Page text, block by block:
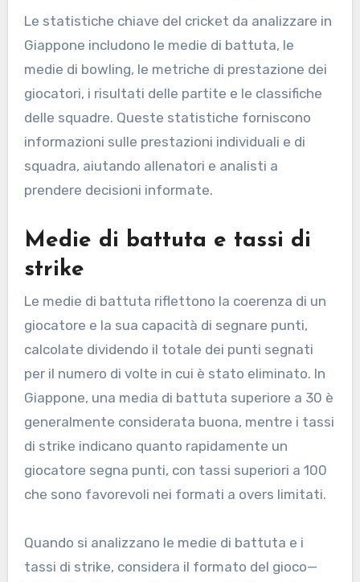
Le statistiche chiave del cricket da analizzare in
Giappone includono le medie di battuta, le
medie di bowling, le metriche di prestazione dei
giocatori, i risultati delle partite e le classifiche
delle squadre. Queste statistiche forniscono
informazioni sulle prestazioni individuali e di
squadra, aiutando allenatori e analisti a
prendere decisioni informate.
Medie di battuta e tassi di
strike
Le medie di battuta riflettono la coerenza di un
giocatore e la sua capacità di segnare punti,
calcolate dividendo il totale dei punti segnati
per il numero di volte in cui è stato eliminato. In
Giappone, una media di battuta superiore a 30 è
generalmente considerata buona, mentre i tassi
di strike indicano quanto rapidamente un
giocatore segna punti, con tassi superiori a 100
che sono favorevoli nei formati a overs limitati.
Quando si analizzano le medie di battuta e i
tassi di strike, considera il formato del gioco—